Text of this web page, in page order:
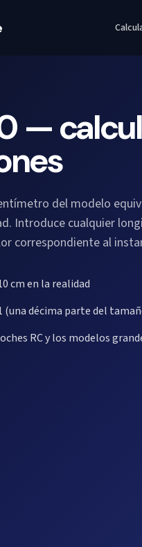
—
del modelo
Introduce cualquier
correspondiente al
cm en la realidad
(una décima parte del
RC y los modelos